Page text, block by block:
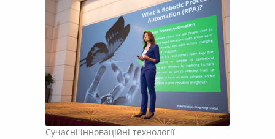
Сучасні інноваційні технології